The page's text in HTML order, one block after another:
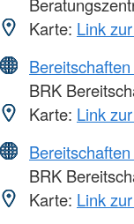
Karte: Link
BRK
Karte: Link
BRK
Karte: Link